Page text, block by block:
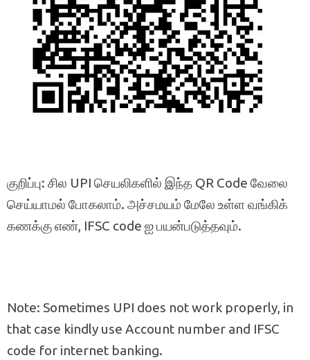
குறிப்பு: சில UPI செயலிகளில் இந்த QR Code வேலை
செய்யாமல் போகலாம். அச்சமயம் மேலே உள்ள வங்கிக்
கணக்கு எண், IFSC code ஐ பயன்படுத்தவும்.
Note: Sometimes UPI does not work properly, in
that case kindly use Account number and IFSC
code for internet banking.